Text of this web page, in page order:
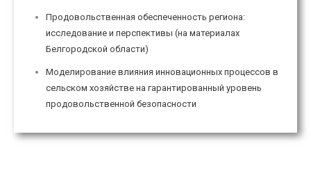
Продовольственная обеспеченность региона:
исследование и перспективы (на материалах
Белгородской области)
Моделирование влияния инновационных процессов в
сельском хозяйстве на гарантированный уровень
продовольственной безопасности